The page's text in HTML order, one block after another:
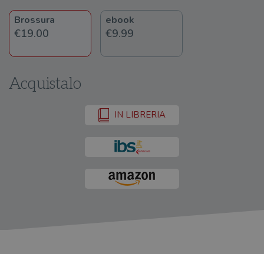
Brossura
€19.00
ebook
€9.99
Acquistalo
IN LIBRERIA